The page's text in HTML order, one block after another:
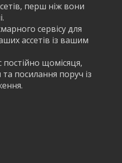
перш ніж вони
сервісу для
ассетів із вашим
щомісяця,
посилання поруч із